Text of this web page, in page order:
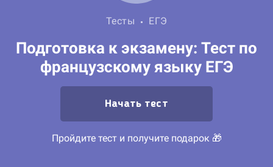
Тесты ЕГЭ
Подготовка к экзамену: Тест по
французскому языку ЕГЭ
Начать тест
Пройдите тест и получите подарок 🎁